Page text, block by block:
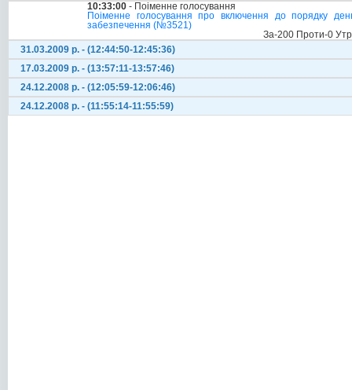
10:33:00 - Поіменне голосування
Поіменне голосування про включення до порядку
забезпечення (№3521)
За-200 Проти-0
31.03.2009 р. - (12:44:50-12:45:36)
17.03.2009 р. - (13:57:11-13:57:46)
24.12.2008 р. - (12:05:59-12:06:46)
24.12.2008 р. - (11:55:14-11:55:59)